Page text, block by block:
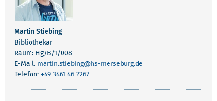
Martin Stiebing
Bibliothekar
Raum: Hg/B/1/008
E-Mail: martin.stiebing@hs-merseburg.de
Telefon: +49 3461 46 2267